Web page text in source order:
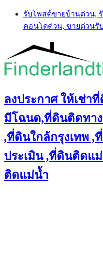
Skip
content
รับโพสต์ขายบ้านด่วน,
คอนโดด่วน, ขายด่วนรั
ลงประกาศ ให้เช่า
มีโฉนด,ที่ดินติดทา
,ที่ดินใกล้กรุงเทพ ,
ประเมิน ,ที่ดินติดแ
ติดแม่น้ำ